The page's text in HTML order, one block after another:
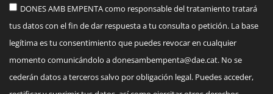
DONES AMB EMPENTA como responsable del tratamiento tratará
tus datos con el fin de dar respuesta a tu consulta o petición. La base
legítima es tu consentimiento que puedes revocar en cualquier
momento comunicándolo adonesambempenta@dae.cat. No se
cederán datos a terceros salvo por obligación legal. Puedes acceder,